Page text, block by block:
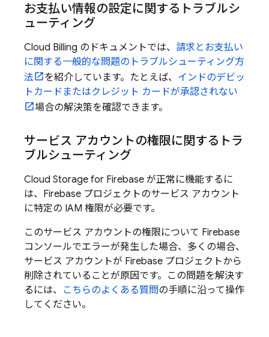
お支払い情報の設定に関するトラブルシ
ューティング
Cloud Billing のドキュメントでは、 請求とお支払い
に関する一般的な問題のトラブルシューティング方
法
を紹介しています。たとえば、 インドのデビッ
トカードまたはクレジット カードが承認されない
場合の解決策を確認できます。
サービス アカウントの権限に関するトラ
ブルシューティング
Cloud Storage for Firebase が正常に機能するに
は、Firebase プロジェクトのサービス アカウント
に特定の IAM 権限が必要です。
このサービス アカウントの権限について Firebase
コンソールでエラーが発生した場合、多くの場合、
サービス アカウントが Firebase プロジェクトから
削除されていることが原因です。この問題を解決す
るには、 こちらのよくある質問の手順に沿って操作
してください。